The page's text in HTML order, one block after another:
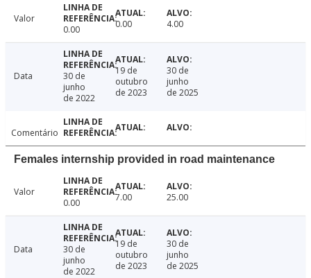
Valor
0.00
0.00 4.00
Data
30 de
junho
de 2022
19 de
outubro
de 2023
30 de
junho
de 2025
Comentário
Females internship provided in road maintenance
Valor
0.00
7.00 25.00
Data
30 de
junho
de 2022
19 de
outubro
de 2023
30 de
junho
de 2025